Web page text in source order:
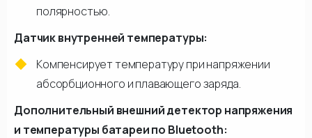
полярностью.
Датчик внутренней температуры:
Компенсирует температуру при напряжении
абсорбционного и плавающего заряда.
Дополнительный внешний детектор напряжения
и температуры батареи по Bluetooth: